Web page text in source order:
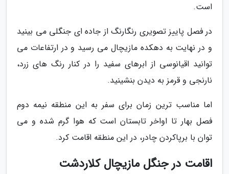
است.
در فصل پاییز تصویری رنگارنگ از جاده ای جنگلی می بینید
و در نهایت به دهکده مازیچال می رسید و در ارتفاعات می
توانید اقیانوسی از ابرهای سفید را در کنار رنگ های زرد،
نارنجی و قرمز به دیدن بنشینید.
اما مناسب ترین زمان برای سفر به این منطقه نیمه دوم
فصل بهار تا اواخر تابستان است که هوا گرم شده و می
توان با برپاکردن چادر، در این منطقه اقامت کرد.
اقامت در جنگل مازیچال کلاردشت